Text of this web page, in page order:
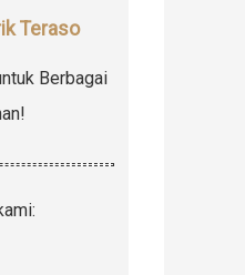
Teraso
Berbagai